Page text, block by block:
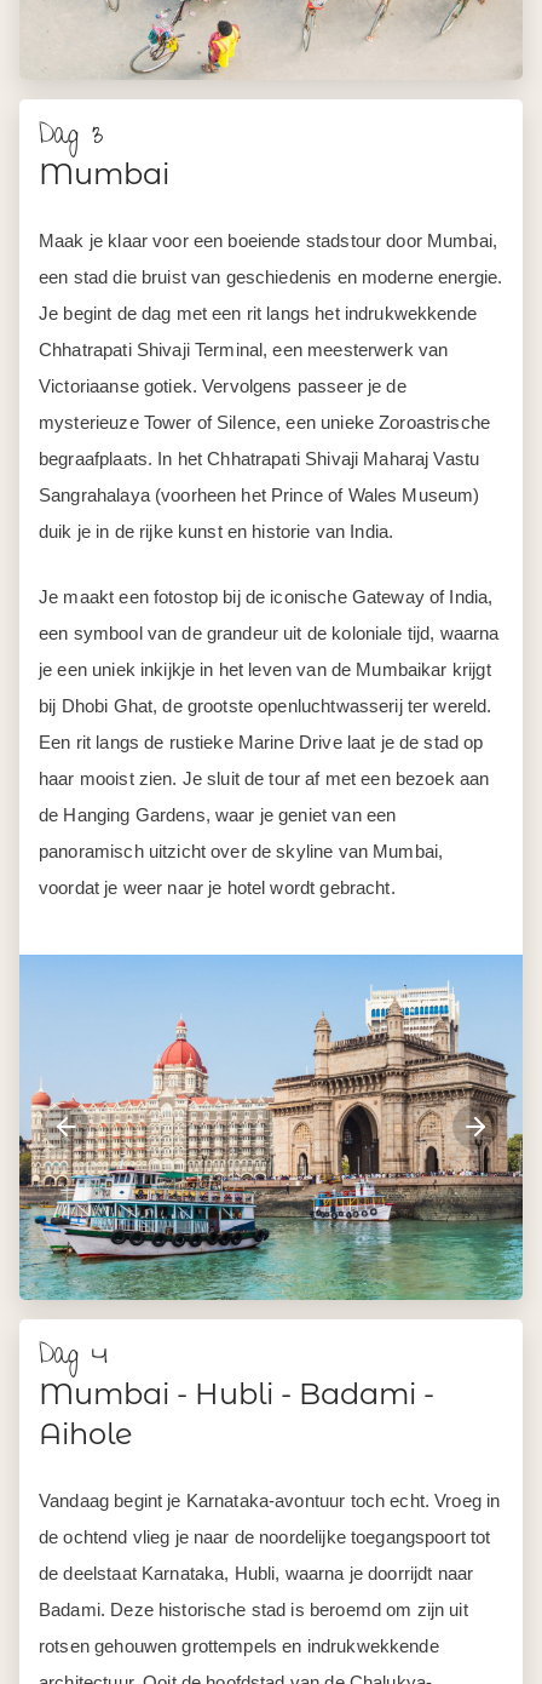
Dag 3
Mumbai
Maak je klaar voor een boeiende stadstour door Mumbai,
een stad die bruist van geschiedenis en moderne energie.
Je begint de dag met een rit langs het indrukwekkende
Chhatrapati Shivaji Terminal, een meesterwerk van
Victoriaanse gotiek. Vervolgens passeer je de
mysterieuze Tower of Silence, een unieke Zoroastrische
begraafplaats. In het Chhatrapati Shivaji Maharaj Vastu
Sangrahalaya (voorheen het Prince of Wales Museum)
duik je in de rijke kunst en historie van India.
Je maakt een fotostop bij de iconische Gateway of India,
een symbool van de grandeur uit de koloniale tijd, waarna
je een uniek inkijkje in het leven van de Mumbaikar krijgt
bij Dhobi Ghat, de grootste openluchtwasserij ter wereld.
Een rit langs de rustieke Marine Drive laat je de stad op
haar mooist zien. Je sluit de tour af met een bezoek aan
de Hanging Gardens, waar je geniet van een
panoramisch uitzicht over de skyline van Mumbai,
voordat je weer naar je hotel wordt gebracht.
Dag 4
Mumbai - Hubli - Badami -
Aihole
Vandaag begint je Karnataka-avontuur toch echt. Vroeg in
de ochtend vlieg je naar de noordelijke toegangspoort tot
de deelstaat Karnataka, Hubli, waarna je doorrijdt naar
Badami. Deze historische stad is beroemd om zijn uit
rotsen gehouwen grottempels en indrukwekkende